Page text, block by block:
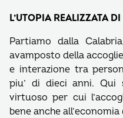
L’UTOPIA REALIZZATA
Partiamo dalla
avamposto della
e interazione tra
piu’ di dieci anni. Qui
virtuoso per cui
bene anche all’economia